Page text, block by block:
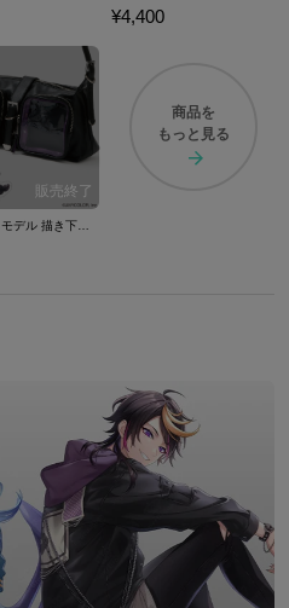
¥4,400
闇ノシュウ モデル 描き下ろし アクリルスタンド＆バッグ セット NIJISANJI EN
商品を
もっと見る